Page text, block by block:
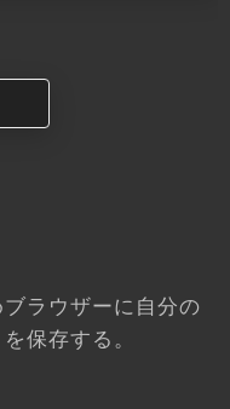
ラウザーに自分の
保存する。